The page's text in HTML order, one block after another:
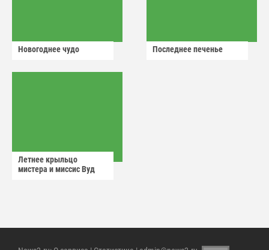
Новогоднее чудо Последнее печенье
Летнее крыльцо
мистера и миссис Вуд